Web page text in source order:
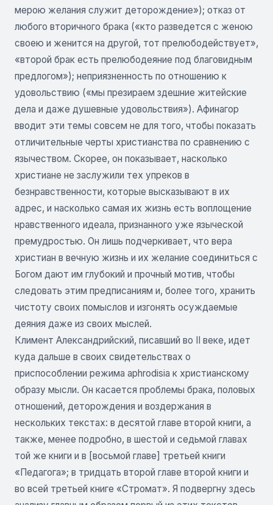
мерою желания служит деторождение»); отказ от
любого вторичного брака («кто разведется с женою
своею и женится на другой, тот прелюбодействует»,
«второй брак есть прелюбодеяние под благовидным
предлогом»); неприязненность по отношению к
удовольствию («мы презираем здешние житейские
дела и даже душевные удовольствия»). Афинагор
вводит эти темы совсем не для того, чтобы показать
отличительные черты христианства по сравнению с
язычеством. Скорее, он показывает, насколько
христиане не заслужили тех упреков в
безнравственности, которые высказывают в их
адрес, и насколько самая их жизнь есть воплощение
нравственного идеала, признанного уже языческой
премудростью. Он лишь подчеркивает, что вера
христиан в вечную жизнь и их желание соединиться с
Богом дают им глубокий и прочный мотив, чтобы
следовать этим предписаниям и, более того, хранить
чистоту своих помыслов и изгонять осуждаемые
деяния даже из своих мыслей.
Климент Александрийский, писавший во II веке, идет
куда дальше в своих свидетельствах о
приспособлении режима aphrodisia к христианскому
образу мысли. Он касается проблемы брака, половых
отношений, деторождения и воздержания в
нескольких текстах: в десятой главе второй книги, а
также, менее подробно, в шестой и седьмой главах
той же книги и в [восьмой главе] третьей книги
«Педагога»; в тридцать второй главе второй книги и
во всей третьей книге «Стромат». Я подвергну здесь